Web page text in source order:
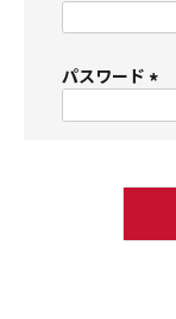
SNS
ようこそ ゲスト 様
パスワード
)